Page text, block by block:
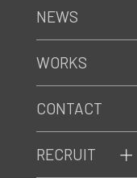
RECRUIT
NEWS
WORKS
CONTACT